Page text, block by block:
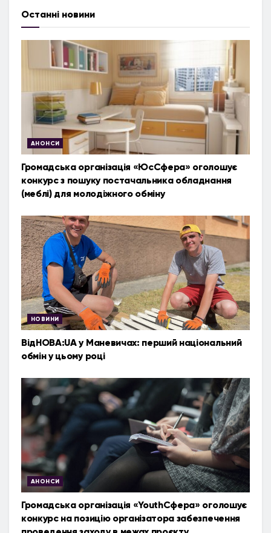
Останні новини
АНОНСИ
Громадська організація «ЮсСфера» оголошує
конкурс з пошуку постачальника обладнання
(меблі) для молодіжного обміну
НОВИНИ
ВідНОВА:UA у Маневичах: перший національний
обмін у цьому році
АНОНСИ
Громадська організація «YouthСфера» оголошує
конкурс на позицію організатора забезпечення